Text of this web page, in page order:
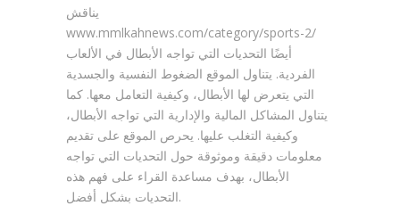
يناقش
www.mmlkahnews.com/category/sports-2/
أيضًا التحديات التي تواجه الأبطال في الألعاب
الفردية. يتناول الموقع الضغوط النفسية والجسدية
التي يتعرض لها الأبطال، وكيفية التعامل معها. كما
يتناول المشاكل المالية والإدارية التي تواجه الأبطال،
وكيفية التغلب عليها. يحرص الموقع على تقديم
معلومات دقيقة وموثوقة حول التحديات التي تواجه
الأبطال، بهدف مساعدة القراء على فهم هذه
التحديات بشكل أفضل.